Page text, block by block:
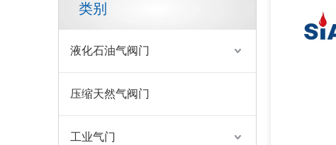
类别
液化石油气阀门
压缩天然气阀门
工业气门 带有 CE 认证的灭火器阀 SiAN 牌干粉灭火器黄铜阀